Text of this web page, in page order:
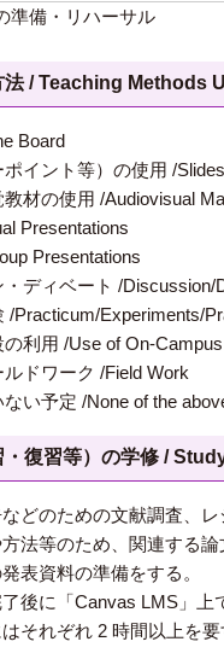
準備・リハーサル
法 / Teaching Methods
Board
イント等）の使用 /
材の使用 /Audiovisual
Presentations
Presentations
ディベート /Discussion/
/Practicum/Experiments/
利用 /Use of On-
ドワーク /Field Work
い予定 /None of the
・復習等）の学修 /
どのための文献調査、
法等のため、関連する
表資料の準備をする。
後に「Canvas LMS」上
それぞれ 2 時間以上を要